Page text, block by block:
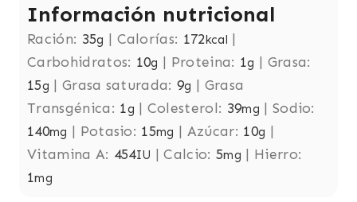
Información nutricional
Ración: 35g | Calorías: 172kcal |
Carbohidratos: 10g | Proteina: 1g | Grasa:
15g | Grasa saturada:9g | Grasa
Transgénica: 1g | Colesterol: 39mg | Sodio:
140mg | Potasio: 15mg | Azúcar: 10g |
Vitamina A: 454IU |Calcio: 5mg | Hierro:
1mg